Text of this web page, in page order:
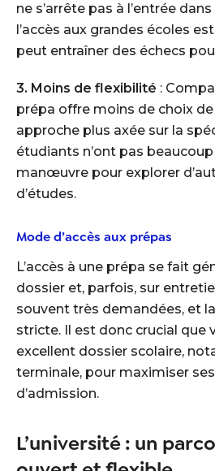
ne s’arrête pas à l’entrée
l’accès aux grandes écoles
peut entraîner des échecs
3. Moins de flexibilité :
prépa offre moins de choix
approche plus axée sur la
étudiants n’ont pas
manœuvre pour explorer
d’études.
Mode d’accès aux prépas
L’accès à une prépa se fait
dossier et, parfois, sur
souvent très demandées, et
stricte. Il est donc crucial que
excellent dossier scolaire,
terminale, pour maximiser
d’admission.
L’université : un